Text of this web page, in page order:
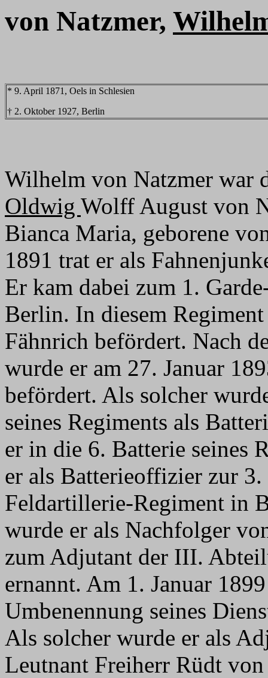
von Natzmer,
* 9. April 1871, Oels in Schlesien
† 2. Oktober 1927, Berlin
Wilhelm von Natzmer war
Oldwig Wolff August von
Bianca Maria, geborene
1891 trat er als
Er kam dabei zum 1.
Berlin. In diesem
Fähnrich befördert. Nach
wurde er am 27. Januar
befördert. Als solcher
seines Regiments als
er in die 6. Batterie seines
er als Batterieoffizier zur
Feldartillerie-Regiment in
wurde er als Nachfolger
zum Adjutant der III.
ernannt. Am 1. Januar
Umbenennung seines
Als solcher wurde er als
Leutnant Freiherr Rüdt